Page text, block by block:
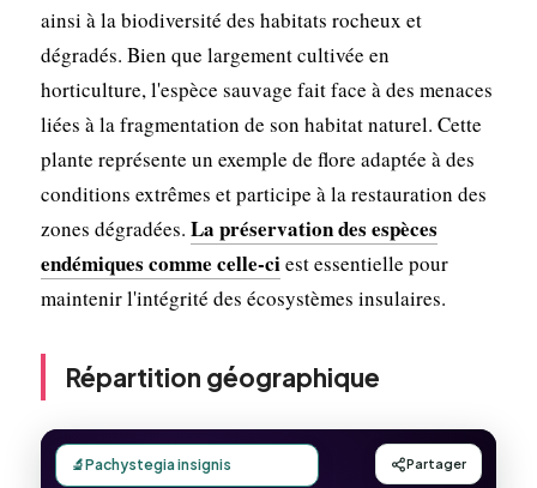
ainsi à la biodiversité des habitats rocheux et
dégradés. Bien que largement cultivée en
horticulture, l'espèce sauvage fait face à des menaces
liées à la fragmentation de son habitat naturel. Cette
plante représente un exemple de flore adaptée à des
conditions extrêmes et participe à la restauration des
zones dégradées. La préservation des espèces
endémiques comme celle-ciest essentielle pour
maintenir l'intégrité des écosystèmes insulaires.
Répartition géographique